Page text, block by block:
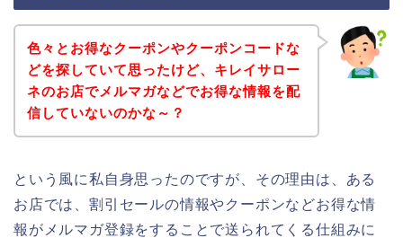
色々とお得なクーポンやクーポンコードな
どを探していて思ったけど、キレイサロー
ネのお店でメルマガなどでお得な情報を配
信していないのかな～？
という風に私自身思ったのですが、その理由は、ある
お店では、割引セールの情報やクーポンなどお得な情
報がメルマガ登録をすることで送られてくる仕組みに